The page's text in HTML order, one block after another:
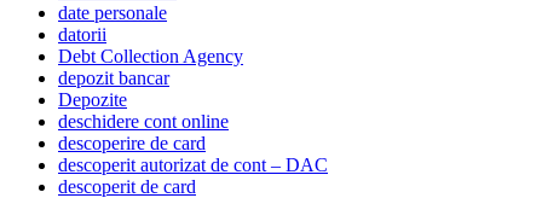
date personale
datorii
Debt Collection Agency
depozit bancar
Depozite
deschidere cont online
descoperire de card
descoperit autorizat de cont – DAC
descoperit de card